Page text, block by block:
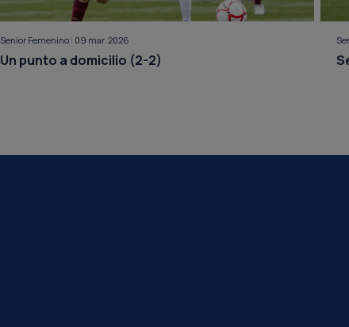
Senior Femenino | 09 mar. 2026
Un punto a domicilio (2-2)